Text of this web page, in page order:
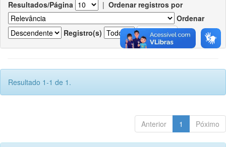
Resultados/Página | Ordenar registros por
Ordenar
Registro(s)
Resultado 1-1 de 1.
Anterior 1 Póximo